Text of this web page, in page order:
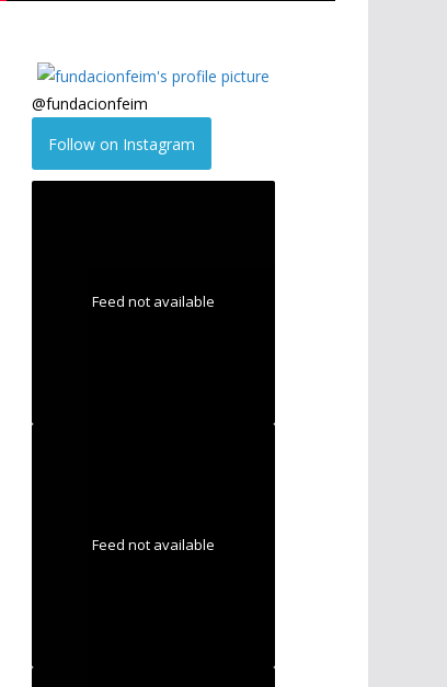
@fundacionfeim
Follow on Instagram
Feed not available
Feed not available